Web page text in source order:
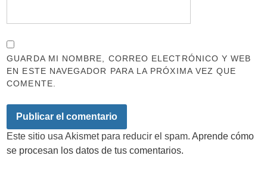
GUARDA MI NOMBRE, CORREO ELECTRÓNICO Y WEB
EN ESTE NAVEGADOR PARA LA PRÓXIMA VEZ QUE
COMENTE.
Este sitio usa Akismet para reducir el spam.Aprende cómo
se procesan los datos de tus comentarios.